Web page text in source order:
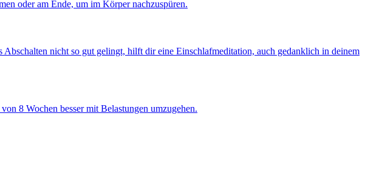
oder am Ende, um im Körper nachzuspüren.
nicht so gut gelingt, hilft dir eine Einschlafmeditation, auch gedanklich in deinem
8 Wochen besser mit Belastungen umzugehen.